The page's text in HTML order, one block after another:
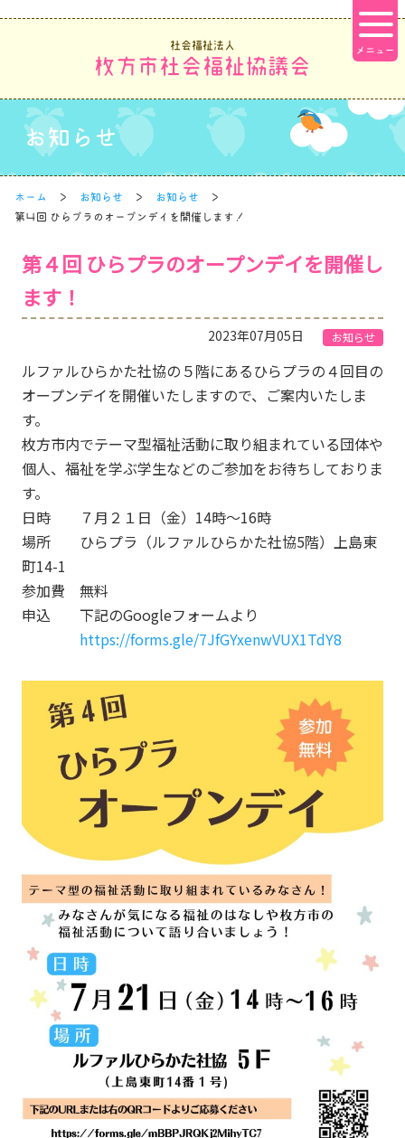
社会福祉法人
枚方市社会福祉協議会
お知らせ
ホーム お知らせ
お知らせ
第４回 ひらプラのオープンデイを開催します！
第４回 ひらプラのオープンデイを開催し
ます！
2023年07月05日 お知らせ
ルファルひらかた社協の５階にあるひらプラの４回目の
オープンデイを開催いたしますので、ご案内いたしま
す。
枚方市内でテーマ型福祉活動に取り組まれている団体や
個人、福祉を学ぶ学生などのご参加をお待ちしておりま
す。
日時 ７月２１日（金）14時～16時
場所 ひらプラ（ルファルひらかた社協5階）上島東
町14-1
参加費 無料
申込 下記のGoogleフォームより
https://forms.gle/7JfGYxenwVUX1TdY8